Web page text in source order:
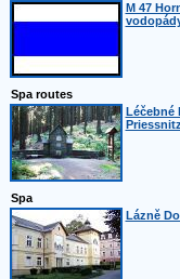
M 47
Spa routes
Léčebné
Spa
Lázně